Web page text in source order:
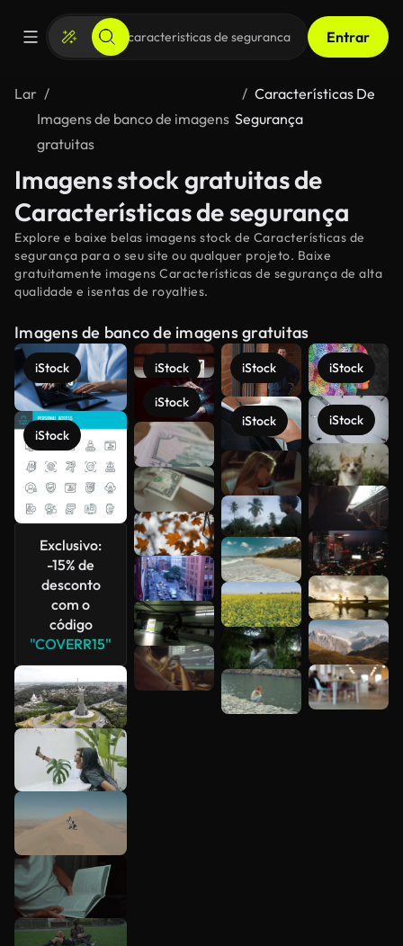
Entrar
Lar
Imagens de banco de imagens
gratuitas
Características De
Segurança
Imagens stock gratuitas de
Características de segurança
Explore e baixe belas imagens stock de Características de
segurança para o seu site ou qualquer projeto. Baixe
gratuitamente imagens Características de segurança de alta
qualidade e isentas de royalties.
Imagens de banco de imagens gratuitas
iStock
iStock
Exclusivo:
-15% de
desconto
com o
código
"COVERR15"
iStock
iStock
iStock
iStock
iStock
iStock
Veja mais